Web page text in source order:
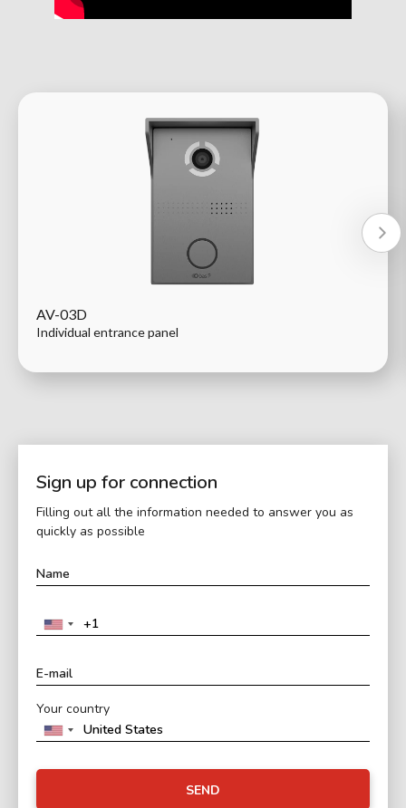
AV-03D
Individual entrance panel
Sign up for connection
Filling out all the information needed to answer you as
quickly as possible
Your country
SEND